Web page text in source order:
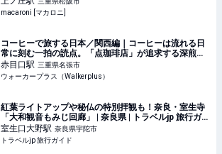
macaroni [マカロニ]
コーヒーで旅する日本／関西編｜コーヒーは流れる日
常に刻む一拍の読点。「点珈琲店」が追求する深煎
り・ネルドリップの醍醐味(1/2)｜ウォーカープラス
赤目口駅 三重県名張市
ウォーカープラス（Walkerplus）
紅葉ライトアップや秘仏の特別拝観も！奈良・室生寺
「大和観音もみじ回廊」 | 奈良県 | トラベルjp 旅行ガイ
ド
室生口大野駅 奈良県宇陀市
トラベルjp 旅行ガイド